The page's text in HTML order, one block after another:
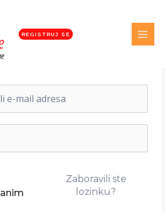
REGISTRUJ SE
Zaboravili ste
lozinku?